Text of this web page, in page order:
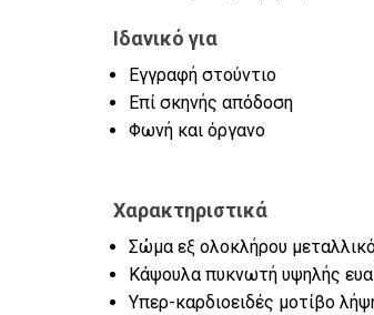
Ιδανικό για
Εγγραφή στούντιο
Επί σκηνής απόδοση
Φωνή και όργανο
Χαρακτηριστικά
Σώμα εξ ολοκλήρου
Κάψουλα πυκνωτή υψηλής
Υπερ-καρδιοειδές μοτίβο